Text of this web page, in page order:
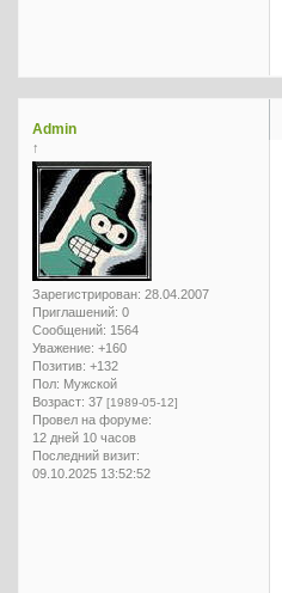
Admin
↑
Зарегистрирован: 28.04.2007
Приглашений: 0
Сообщений: 1564
Уважение: +160
Позитив: +132
Пол: Мужской
Возраст: 37 [1989-05-12]
Провел на форуме:
12 дней 10 часов
Последний визит:
09.10.2025 13:52:52